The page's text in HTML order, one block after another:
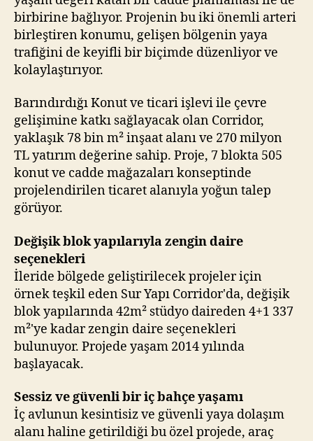
birbirine bağlıyor. Projenin bu iki önemli arteri
birleştiren konumu, gelişen bölgenin yaya
trafiğini de keyifli bir biçimde düzenliyor ve
kolaylaştırıyor.
Barındırdığı Konut ve ticari işlevi ile çevre
gelişimine katkı sağlayacak olan Corridor,
yaklaşık 78 bin m² inşaat alanı ve 270 milyon
TL yatırım değerine sahip. Proje, 7 blokta 505
konut ve cadde mağazaları konseptinde
projelendirilen ticaret alanıyla yoğun talep
görüyor.
Değişik blok yapılarıyla zengin daire
seçenekleri
İleride bölgede geliştirilecek projeler için
örnek teşkil eden Sur Yapı Corridor'da, değişik
blok yapılarında 42m² stüdyo daireden 4+1 337
m²'ye kadar zengin daire seçenekleri
bulunuyor. Projede yaşam 2014 yılında
başlayacak.
Sessiz ve güvenli bir iç bahçe yaşamı
İç avlunun kesintisiz ve güvenli yaya dolaşım
alanı haline getirildiği bu özel projede, araç